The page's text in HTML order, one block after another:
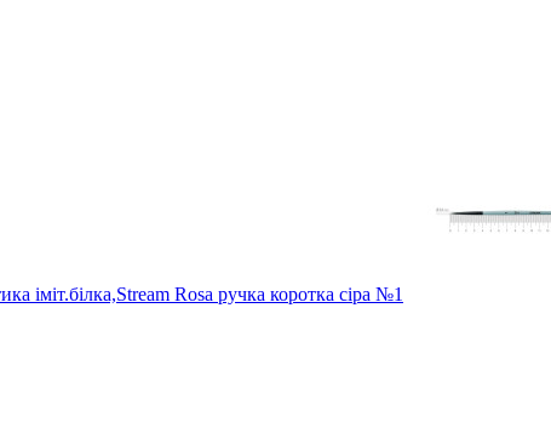
Rosa ручка коротка сіра №1